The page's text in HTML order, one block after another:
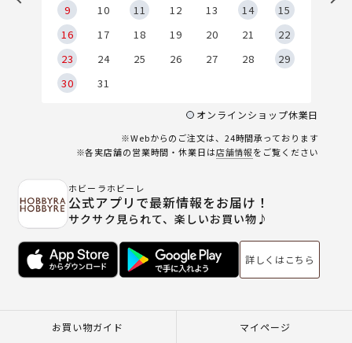
9
10 11 12 13 14
15
16
17 18 19 20 21
22
23
24 25 26 27 28
29
30
31
オンラインショップ休業日
※Webからのご注文は、24時間承っております
※各実店舗の営業時間・休業日は店舗情報をご覧ください
ホビーラホビーレ
公式アプリで最新情報をお届け！
サクサク見られて、楽しいお買い物♪
詳しくはこちら
お買い物ガイド マイページ